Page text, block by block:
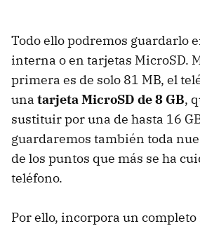
Todo ello podremos guardarlo
interna o en tarjetas MicroSD.
primera es de solo 81 MB, el
una tarjeta MicroSD de 8 GB,
sustituir por una de hasta 16
guardaremos también toda
de los puntos que más se ha
teléfono.
Por ello, incorpora un